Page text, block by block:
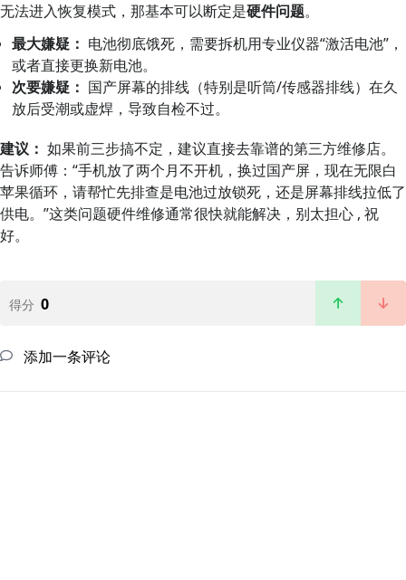
无法进入恢复模式，那基本可以断定是硬件问题。
最大嫌疑： 电池彻底饿死，需要拆机用专业仪器“激活电池”，
或者直接更换新电池。
次要嫌疑： 国产屏幕的排线（特别是听筒/传感器排线）在久
放后受潮或虚焊，导致自检不过。
建议： 如果前三步搞不定，建议直接去靠谱的第三方维修店。
告诉师傅：“手机放了两个月不开机，换过国产屏，现在无限白
苹果循环，请帮忙先排查是电池过放锁死，还是屏幕排线拉低了
供电。”这类问题硬件维修通常很快就能解决，别太担心 , 祝
好。
得分 0
添加一条评论